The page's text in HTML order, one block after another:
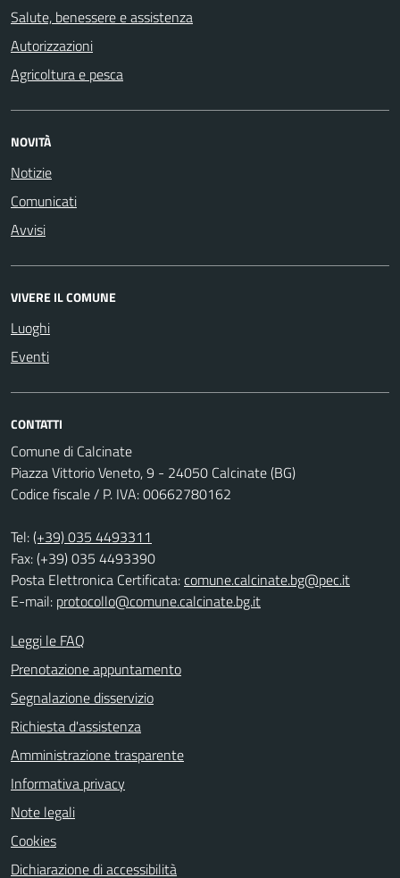
Salute, benessere e assistenza
Autorizzazioni
Agricoltura e pesca
NOVITÀ
Notizie
Comunicati
Avvisi
VIVERE IL COMUNE
Luoghi
Eventi
CONTATTI
Comune di Calcinate
Piazza Vittorio Veneto, 9 - 24050 Calcinate (BG)
Codice fiscale / P. IVA: 00662780162
Tel:(+39) 035 4493311
Fax: (+39) 035 4493390
Posta Elettronica Certificata:comune.calcinate.bg@pec.it
E-mail: protocollo@comune.calcinate.bg.it
Leggi le FAQ
Prenotazione appuntamento
Segnalazione disservizio
Richiesta d'assistenza
Amministrazione trasparente
Informativa privacy
Note legali
Cookies
Dichiarazione di accessibilità